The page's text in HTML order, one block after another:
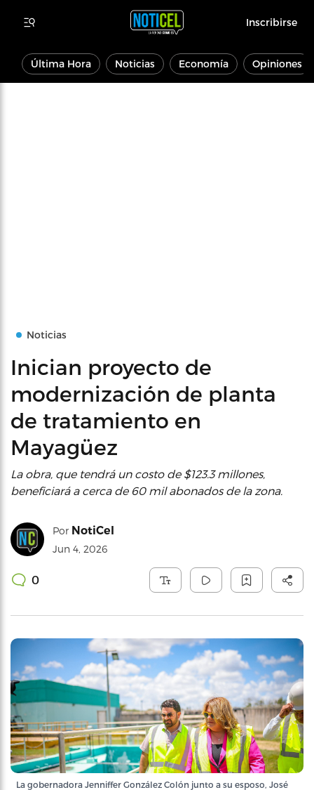
Inscribirse
Última Hora Noticias Economía Opiniones
Noticias
Inician proyecto de
modernización de planta
de tratamiento en
Mayagüez
La obra, que tendrá un costo de $123.3 millones,
beneficiará a cerca de 60 mil abonados de la zona.
Por NotiCel
Jun 4, 2026
0
La gobernadora Jenniffer González Colón junto a su esposo, José